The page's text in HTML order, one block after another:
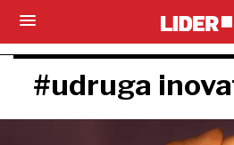
#udruga